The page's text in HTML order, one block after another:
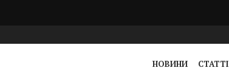
НОВИНИ СТАТТІ